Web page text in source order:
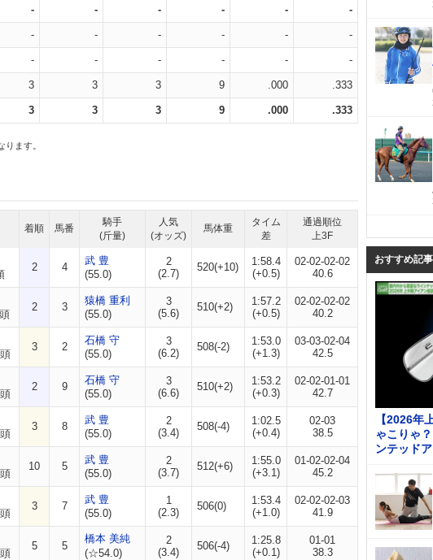
- - - - - -
- - - - - -
- - - - - -
3 3 3 9 .000 .333
3 3 3 9 .000 .333
ます。
着順 馬番
騎手
(斤量)
人気
(オッズ)
馬体重
タイム
差
通過順位
上3F
2 4
武 豊
(55.0)
2
(2.7)
520(+10)
1:58.4
(+0.5)
02-02-02-02
40.6
2 3
猿橋 重利
(55.0)
3
(5.6)
510(+2)
1:57.2
(+0.5)
02-02-02-02
40.2
3 2
石橋 守
(55.0)
3
(6.2)
508(-2)
1:53.0
(+1.3)
03-03-02-04
42.5
2 9
石橋 守
(55.0)
3
(6.6)
510(+2)
1:53.2
(+0.3)
02-02-01-01
42.7
3 8
武 豊
(55.0)
2
(3.4)
508(-4)
1:02.5
(+0.4)
02-03
38.5
10 5
武 豊
(55.0)
2
(3.7)
512(+6)
1:55.0
(+3.1)
01-02-02-04
45.2
3 7
武 豊
(55.0)
1
(2.3)
506(0)
1:53.4
(+1.0)
02-02-02-03
41.9
5 5
橋本 美純
(☆54.0)
2
(3.4)
506(-4)
1:25.8
(+0.1)
01-01
38.3
おすすめ記
【2026年
ゃこりゃ
ンテッド